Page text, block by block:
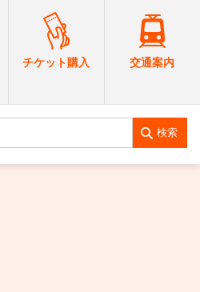
チケット購入 交通案内
検索